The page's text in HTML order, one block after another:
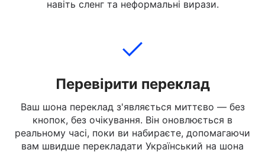
можете вводити повні речення, короткі
Перевірити переклад
Ваш шона переклад з'являється миттєво — без
кнопок, без очікування. Він оновлюється в